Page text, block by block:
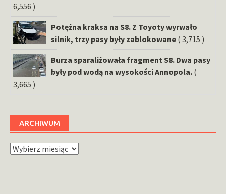
6,556 )
Potężna kraksa na S8. Z Toyoty wyrwało
silnik, trzy pasy były zablokowane ( 3,715 )
Burza sparaliżowała fragment S8. Dwa pasy
były pod wodą na wysokości Annopola. (
3,665 )
ARCHIWUM
Archiwum